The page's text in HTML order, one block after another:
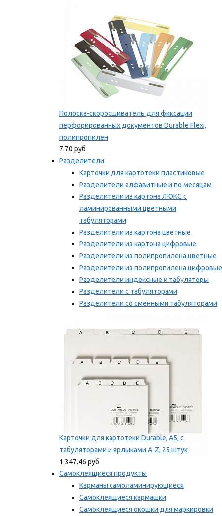
Полоска-скоросшиватель для фиксации
перфорированных документов Durable Flexi,
полипропилен
7.70 руб
Разделители
Карточки для картотеки пластиковые
Разделители алфавитные и по месяцам
Разделители из картона ЛЮКС с
ламинированными цветными
табуляторами
Разделители из картона цветные
Разделители из картона цифровые
Разделители из полипропилена цветные
Разделители из полипропилена цифровые
Разделители индексные и табуляторы
Разделители с табуляторами
Разделители со сменными табуляторами
Карточки для картотеки Durable, A5, с
табуляторами и ярлыками A-Z, 25 штук
1 347.46 руб
Самоклеящиеся продукты
Карманы самоламинирующиеся
Самоклеящиеся кармашки
Самоклеящиеся окошки для маркировки